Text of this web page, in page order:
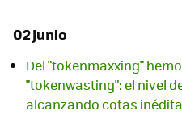
02 junio
Del "tokenmaxxing"
"tokenwasting": el nivel
alcanzando cotas